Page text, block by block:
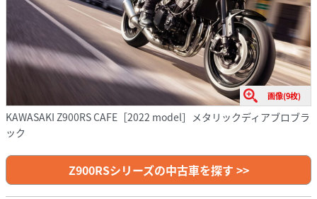
画像(9枚)
KAWASAKI Z900RS CAFE［2022 model］メタリックディアブロブラ
ック
Z900RSシリーズの中古車を探す >>